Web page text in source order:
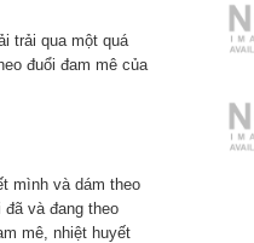
trải qua một quá
đuổi đam mê của
mình và dám theo
và đang theo
mê, nhiệt huyết